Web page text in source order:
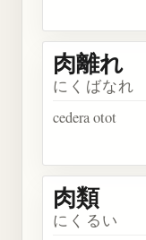
肉離れ
にくばなれ
cedera otot
肉類
にくるい